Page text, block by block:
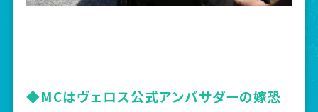
◆MCはヴェロス公式アンバサダーの嫁恐